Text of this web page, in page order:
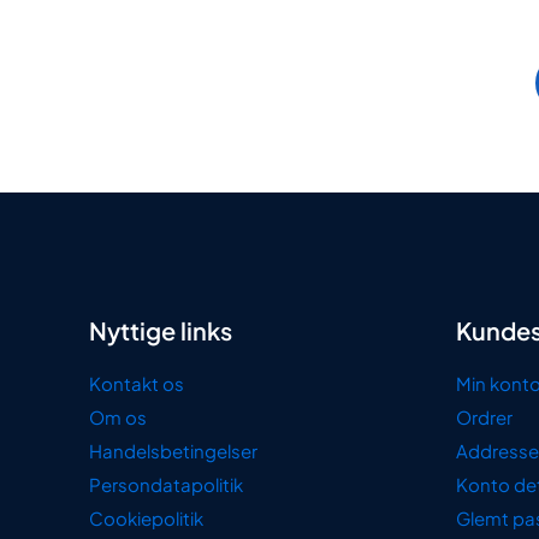
Nyttige links
Kontakt os
Om os
Handelsbetingelser
Persondatapolitik
Cookiepolitik
Min konto
Ordrer
Konto
Glemt